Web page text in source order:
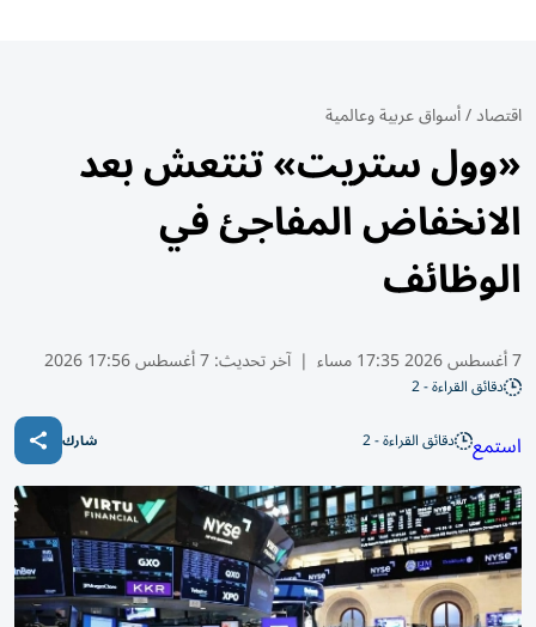
اقتصاد/أسواق عربية وعالمية
«وول ستريت» تنتعش بعد
الانخفاض المفاجئ في
الوظائف
7 أغسطس 2026 17:35 مساء | آخر تحديث:7 أغسطس 17:56 2026
دقائق القراءة - 2
استمع دقائق القراءة - 2 شارك